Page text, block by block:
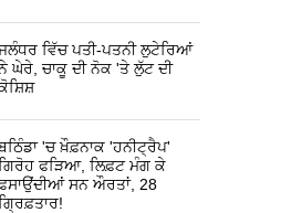
ਵਿੱਚ ਪਤੀ-ਪਤਨੀ ਲੁਟੇਰਿਆਂ
ਘੇਰੇ, ਚਾਕੂ ਦੀ ਨੋਕ 'ਤੇ ਲੁੱਟ ਦੀ
'ਚ ਖ਼ੌਫ਼ਨਾਕ 'ਹਨੀਟ੍ਰੈਪ'
ਫੜਿਆ, ਲਿਫ਼ਟ ਮੰਗ ਕੇ
ਸਨ ਔਰਤਾਂ, 28